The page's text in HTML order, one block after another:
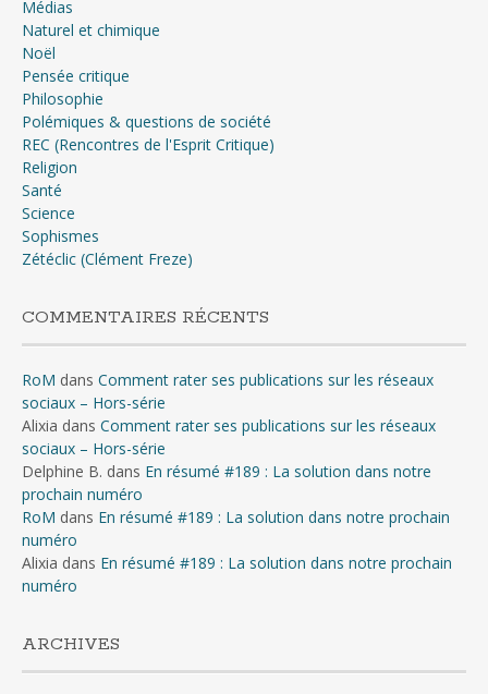
Médias
Naturel et chimique
Noël
Pensée critique
Philosophie
Polémiques & questions de société
REC (Rencontres de l'Esprit Critique)
Religion
Santé
Science
Sophismes
Zétéclic (Clément Freze)
COMMENTAIRES RÉCENTS
RoM dans Comment rater ses publications sur les réseaux
sociaux – Hors-série
Alixia dans Comment rater ses publications sur les réseaux
sociaux – Hors-série
Delphine B. dans En résumé #189 : La solution dans notre
prochain numéro
RoM dans En résumé #189 : La solution dans notre prochain
numéro
Alixia dans En résumé #189 : La solution dans notre prochain
numéro
ARCHIVES